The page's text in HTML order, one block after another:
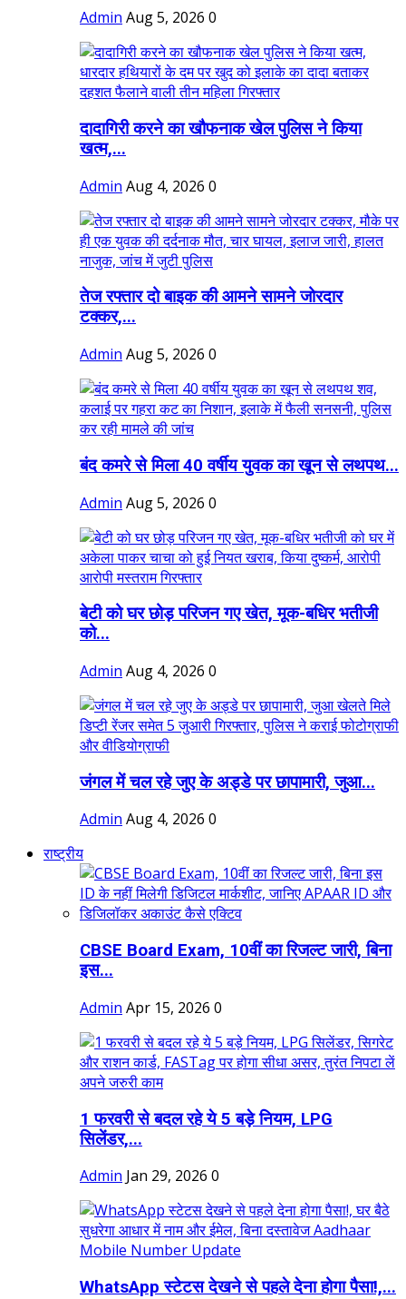
Admin Aug 5, 2026 0
दादागिरी करने का खौफनाक खेल पुलिस ने किया
खत्म,...
Admin Aug 4, 2026 0
तेज रफ्तार दो बाइक की आमने सामने जोरदार
टक्कर,...
Admin Aug 5, 2026 0
बंद कमरे से मिला 40 वर्षीय युवक का खून से लथपथ...
Admin Aug 5, 2026 0
बेटी को घर छोड़ परिजन गए खेत, मूक-बधिर भतीजी
को...
Admin Aug 4, 2026 0
जंगल में चल रहे जुए के अड्डे पर छापामारी, जुआ...
Admin Aug 4, 2026 0
राष्ट्रीय
CBSE Board Exam, 10वीं का रिजल्ट जारी, बिना
इस...
Admin Apr 15, 2026 0
1 फरवरी से बदल रहे ये 5 बड़े नियम, LPG
सिलेंडर,...
Admin Jan 29, 2026 0
WhatsApp स्टेटस देखने से पहले देना होगा पैसा!,...